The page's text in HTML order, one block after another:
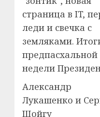
Александр
Лукашенко и
Шойгу